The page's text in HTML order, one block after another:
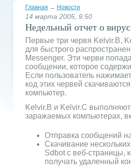
Главная → Новости
14 марта 2005, 9:50
Недельный отчет о
Первые три червя Kelvir.B,
для быстрого
Messenger. Эти черви
сообщении, которое
Если пользователь
код этих червей
компьютер.
Kelvir.B и Kelvir.C
заражаемых компьютерах,
Отправка сообщений
Скачивание
Sdbot с веб-страницы,
получать удаленный